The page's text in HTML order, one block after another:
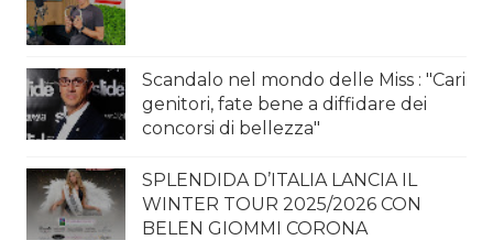
Scandalo nel mondo delle Miss : "Cari
genitori, fate bene a diffidare dei
concorsi di bellezza"
SPLENDIDA D’ITALIA LANCIA IL
WINTER TOUR 2025/2026 CON
BELEN GIOMMI CORONA